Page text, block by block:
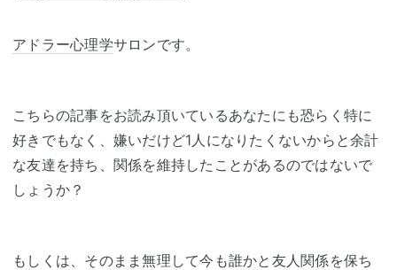
アドラー心理学サロンです。
こちらの記事をお読み頂いているあなたにも恐らく特に
好きでもなく、嫌いだけど1人になりたくないからと余計
な友達を持ち、関係を維持したことがあるのではないで
しょうか？
もしくは、そのまま無理して今も誰かと友人関係を保ち